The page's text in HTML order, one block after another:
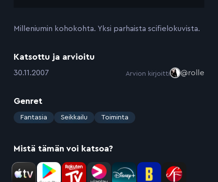
Milleniumin kohokohta. Yksi parhaista scifielokuvista.
Katsottu ja arvioitu
:30.11.2007 Arvion kirjoitti @rolle
Genret
: Fantasia Seikkailu Toiminta
Mistä tämän voi katsoa?